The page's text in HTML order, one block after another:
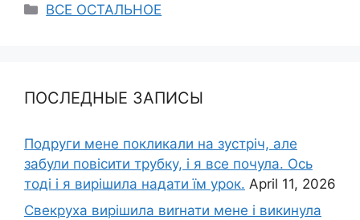
Categories
ВСЕ ОСТАЛЬНОЕ
ПОСЛЕДНЫЕ ЗАПИСЫ
Подруги мене покликали на зустріч, але
забули повісити трубку, і я все почула. Ось
тоді і я вирішила надати їм урок. April 11, 2026
Свекруха вирішила виrнати мене і викинула